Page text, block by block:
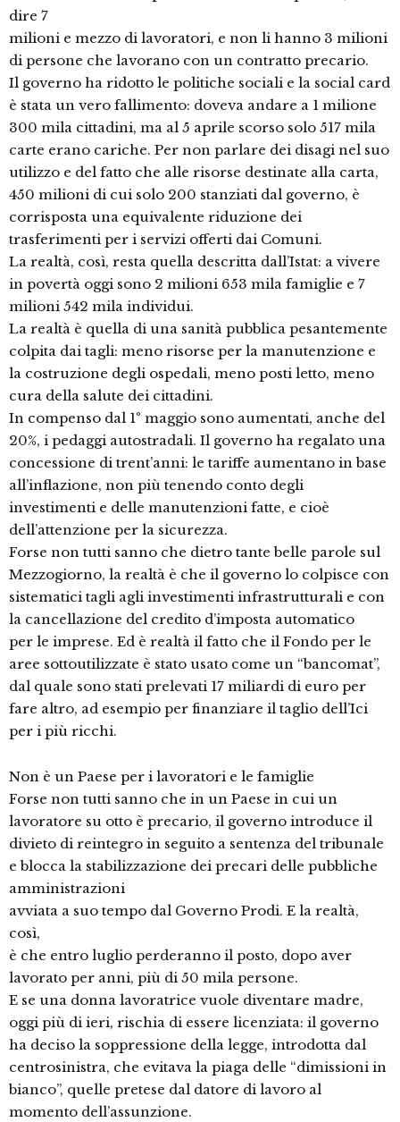
dire 7
milioni e mezzo di lavoratori, e non li hanno 3 milioni
di persone che lavorano con un contratto precario.
Il governo ha ridotto le politiche sociali e la social card
è stata un vero fallimento: doveva andare a 1 milione
300 mila cittadini, ma al 5 aprile scorso solo 517 mila
carte erano cariche. Per non parlare dei disagi nel suo
utilizzo e del fatto che alle risorse destinate alla carta,
450 milioni di cui solo 200 stanziati dal governo, è
corrisposta una equivalente riduzione dei
trasferimenti per i servizi offerti dai Comuni.
La realtà, così, resta quella descritta dall’Istat: a vivere
in povertà oggi sono 2 milioni 653 mila famiglie e 7
milioni 542 mila individui.
La realtà è quella di una sanità pubblica pesantemente
colpita dai tagli: meno risorse per la manutenzione e
la costruzione degli ospedali, meno posti letto, meno
cura della salute dei cittadini.
In compenso dal 1° maggio sono aumentati, anche del
20%, i pedaggi autostradali. Il governo ha regalato una
concessione di trent’anni: le tariffe aumentano in base
all’inflazione, non più tenendo conto degli
investimenti e delle manutenzioni fatte, e cioè
dell’attenzione per la sicurezza.
Forse non tutti sanno che dietro tante belle parole sul
Mezzogiorno, la realtà è che il governo lo colpisce con
sistematici tagli agli investimenti infrastrutturali e con
la cancellazione del credito d’imposta automatico
per le imprese. Ed è realtà il fatto che il Fondo per le
aree sottoutilizzate è stato usato come un “bancomat”,
dal quale sono stati prelevati 17 miliardi di euro per
fare altro, ad esempio per finanziare il taglio dell’Ici
per i più ricchi.
Non è un Paese per i lavoratori e le famiglie
Forse non tutti sanno che in un Paese in cui un
lavoratore su otto è precario, il governo introduce il
divieto di reintegro in seguito a sentenza del tribunale
e blocca la stabilizzazione dei precari delle pubbliche
amministrazioni
avviata a suo tempo dal Governo Prodi. E la realtà,
così,
è che entro luglio perderanno il posto, dopo aver
lavorato per anni, più di 50 mila persone.
E se una donna lavoratrice vuole diventare madre,
oggi più di ieri, rischia di essere licenziata: il governo
ha deciso la soppressione della legge, introdotta dal
centrosinistra, che evitava la piaga delle “dimissioni in
bianco”, quelle pretese dal datore di lavoro al
momento dell’assunzione.